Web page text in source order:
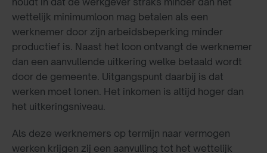
wettelijk minimumloon mag betalen als een
werknemer door zijn arbeidsbeperking minder
productief is. Naast het loon ontvangt de werknemer
dan een aanvullende uitkering welke betaald wordt
door de gemeente. Uitgangspunt daarbij is dat
werken moet lonen. Het inkomen is altijd hoger dan
het uitkeringsniveau.
Als deze werknemers op termijn naar vermogen
werken krijgen zij een aanvulling tot het wettelijk